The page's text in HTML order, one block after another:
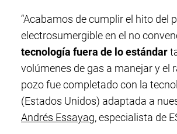
“Acabamos de cumplir el hito
electrosumergible en el no
tecnología fuera de lo estándar
volúmenes de gas a manejar y el
pozo fue completado con la
(Estados Unidos) adaptada a
Andrés Essayag, especialista de